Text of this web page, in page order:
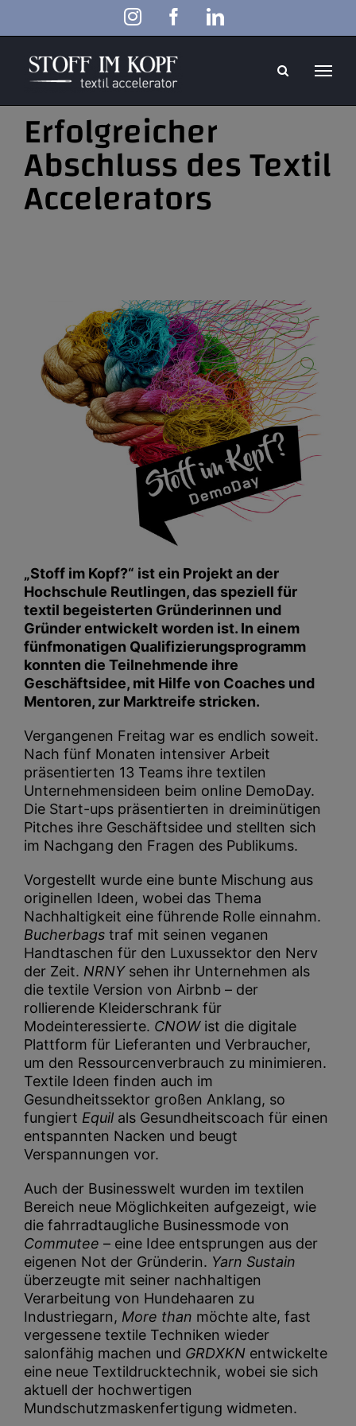
InstagramFacebookLinkedIn
Erfolgreicher
Abschluss des Textil
Accelerators
„Stoff im Kopf?“ ist ein Projekt an der
Hochschule Reutlingen, das speziell für
textil begeisterten Gründerinnen und
Gründer entwickelt worden ist. In einem
fünfmonatigen Qualifizierungsprogramm
konnten die Teilnehmende ihre
Geschäftsidee, mit Hilfe von Coaches und
Mentoren, zur Marktreife stricken.
Vergangenen Freitag war es endlich soweit.
Nach fünf Monaten intensiver Arbeit
präsentierten 13 Teams ihre textilen
Unternehmensideen beim online DemoDay.
Die Start-ups präsentierten in dreiminütigen
Pitches ihre Geschäftsidee und stellten sich
im Nachgang den Fragen des Publikums.
Vorgestellt wurde eine bunte Mischung aus
originellen Ideen, wobei das Thema
Nachhaltigkeit eine führende Rolle einnahm.
Bucherbags traf mit seinen veganen
Handtaschen für den Luxussektor den Nerv
der Zeit. NRNYsehen ihr Unternehmen als
die textile Version von Airbnb – der
rollierende Kleiderschrank für
Modeinteressierte. CNOWist die digitale
Plattform für Lieferanten und Verbraucher,
um den Ressourcenverbrauch zu minimieren.
Textile Ideen finden auch im
Gesundheitssektor großen Anklang, so
fungiert Equil als Gesundheitscoach für einen
entspannten Nacken und beugt
Verspannungen vor.
Auch der Businesswelt wurden im textilen
Bereich neue Möglichkeiten aufgezeigt, wie
die fahrradtaugliche Businessmode von
Commutee – eine Idee entsprungen aus der
eigenen Not der Gründerin. Yarn Sustain
überzeugte mit seiner nachhaltigen
Verarbeitung von Hundehaaren zu
Industriegarn, More than möchte alte, fast
vergessene textile Techniken wieder
salonfähig machen und GRDXKN entwickelte
eine neue Textildrucktechnik, wobei sie sich
aktuell der hochwertigen
Mundschutzmaskenfertigung widmeten.